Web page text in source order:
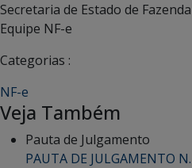
Secretaria de Estado de
Equipe NF-e
Categorias :
NF-e
Veja Também
Pauta de Julgamento
PAUTA DE JULGAMENTO